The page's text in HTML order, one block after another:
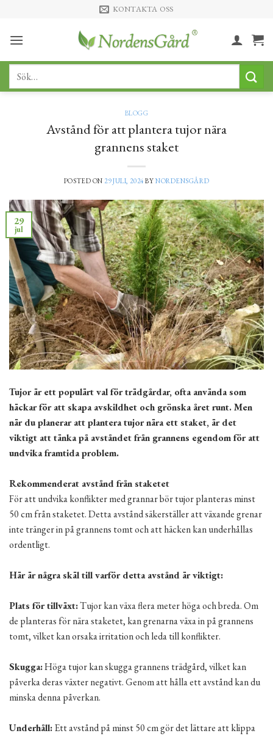
content
KONTAKTA OSS
Sök
BLOGG
Avstånd för att plantera tujor nära
grannens staket
POSTED ON 29 JULI, 2024 BY NORDENSGÅRD
29
jul
Tujor är ett populärt val för trädgårdar, ofta använda som
häckar för att skapa avskildhet och grönska året runt. Men
när du planerar att plantera tujor nära ett staket, är det
viktigt att tänka på avståndet från grannens egendom för att
undvika framtida problem.
Rekommenderat avstånd från staketet
För att undvika konflikter med grannar bör tujor planteras minst
50 cm från staketet. Detta avstånd säkerställer att växande grenar
inte tränger in på grannens tomt och att häcken kan underhållas
ordentligt.
Här är några skäl till varför detta avstånd är viktigt:
Plats för tillväxt:Tujor kan växa flera meter höga och breda. Om
de planteras för nära staketet, kan grenarna växa in på grannens
tomt, vilket kan orsaka irritation och leda till konflikter.
Skugga:Höga tujor kan skugga grannens trädgård, vilket kan
påverka deras växter negativt. Genom att hålla ett avstånd kan du
minska denna påverkan.
Underhåll:Ett avstånd på minst 50 cm gör det lättare att klippa